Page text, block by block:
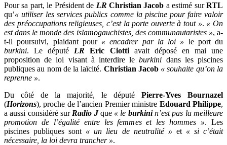
Pour sa part, le Président de LR Christian Jacob a estimé surRTL
qu’« utiliser les services publics comme la piscine pour faire valoir
des préoccupations religieuses, c’est la porte ouverte à tout ». « On
est dans le monde des islamogauchistes, des communautaristes », a-
t-il poursuivi, plaidant pour « encadrer par la loi » le port du
burkini. Le député LR Eric Ciottiavait déposé en mai une
proposition de loi visant à interdire leburkini dans les piscines
publiques au nom de la laïcité. Christian Jacob « souhaite qu’on la
reprenne ».
Du côté de la majorité, le député Pierre-Yves Bournazel
(Horizons), proche de l’ancien Premier ministre Edouard Philippe,
a aussi considéré sur Radio Jque « le burkinin’est pas la meilleure
promotion de l’égalité entre les femmes et les hommes ». Les
piscines publiques sont « un lieu de neutralité » et « si c’était
nécessaire, la loi devra trancher ».